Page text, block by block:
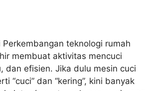
teknologi rumah
membuat aktivitas mencuci
dan efisien. Jika dulu mesin cuci
“cuci” dan “kering”, kini banyak